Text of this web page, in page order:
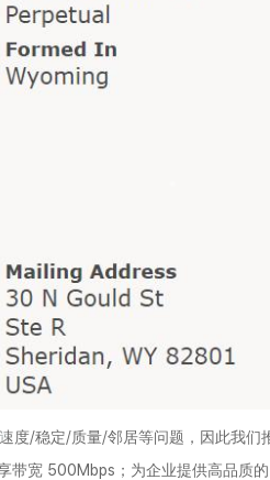
度/稳定/质量/邻居等问题，因此我们
带宽 500Mbps；为企业提供高品质的